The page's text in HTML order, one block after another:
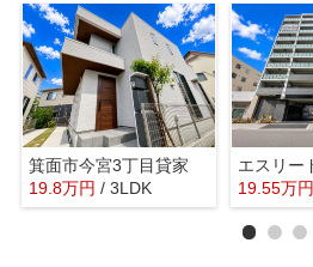
箕面市今宮3丁目貸家
19.8万円 / 3LDK
19.55万円